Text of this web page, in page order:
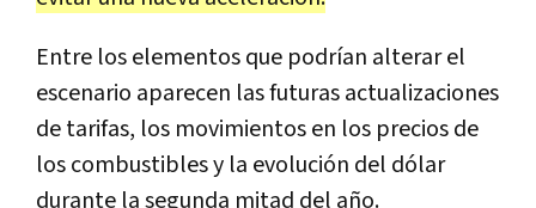
Entre los elementos que podrían alterar el
escenario aparecen las futuras actualizaciones
de tarifas, los movimientos en los precios de
los combustibles y la evolución del dólar
durante la segunda mitad del año.